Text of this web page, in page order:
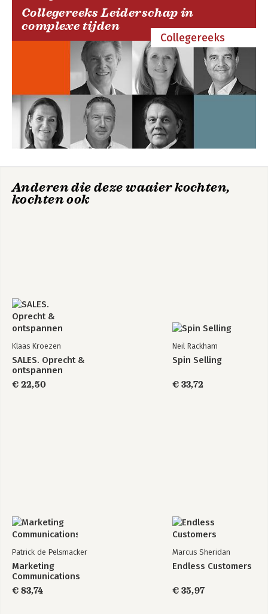
Collegereeks Leiderschap in
complexe tijden
Collegereeks
Anderen die deze waaier kochten,
kochten ook
Klaas Kroezen
SALES. Oprecht &
ontspannen
€ 22,50
Neil Rackham
Spin Selling
€ 33,72
Patrick de Pelsmacker
Marketing
Communications
€ 83,74
Marcus Sheridan
Endless Customers
€ 35,97